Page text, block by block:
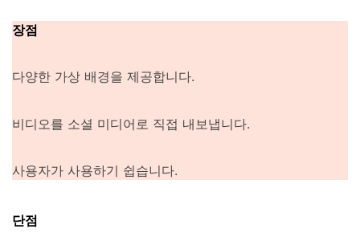
장점
다양한 가상 배경을 제공합니다.
비디오를 소셜 미디어로 직접 내보냅니다.
사용자가 사용하기 쉽습니다.
단점